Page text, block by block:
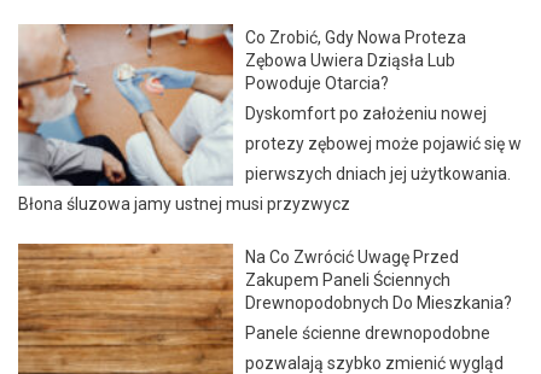
Co Zrobić, Gdy Nowa Proteza
Zębowa Uwiera Dziąsła Lub
Powoduje Otarcia?
Dyskomfort po założeniu nowej
protezy zębowej może pojawić się w
pierwszych dniach jej użytkowania.
Błona śluzowa jamy ustnej musi przyzwycz
Na Co Zwrócić Uwagę Przed
Zakupem Paneli Ściennych
Drewnopodobnych Do Mieszkania?
Panele ścienne drewnopodobne
pozwalają szybko zmienić wygląd